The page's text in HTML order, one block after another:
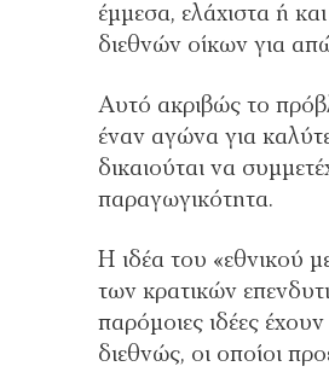
έµµεσα, ελάχιστα ή
διεθνών οίκων για
Αυτό ακριβώς το
έναν αγώνα για
δικαιούται να
παραγωγικότητα.
Η ιδέα του «εθνικού
των κρατικών
παρόµοιες ιδέες
διεθνώς, οι οποίοι